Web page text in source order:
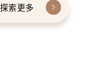
探索更多